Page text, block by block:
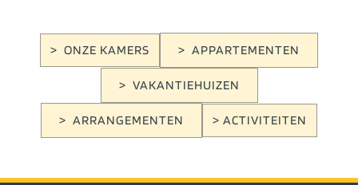
> ONZE KAMERS > APPARTEMENTEN
> VAKANTIEHUIZEN
> ARRANGEMENTEN > ACTIVITEITEN